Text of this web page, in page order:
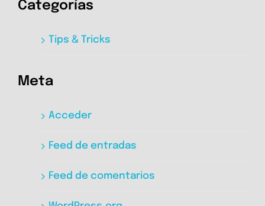
Categorías
Tips & Tricks
Meta
Acceder
Feed de entradas
Feed de comentarios